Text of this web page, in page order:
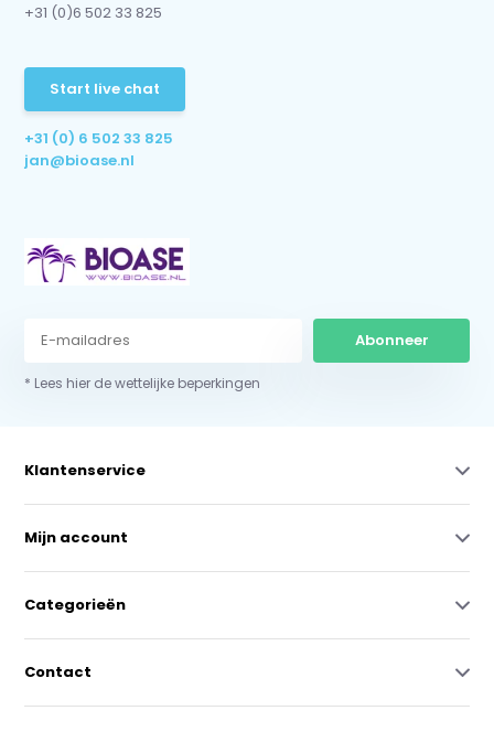
+31 (0)6 502 33 825
Start live chat
+31 (0) 6 502 33 825
jan@bioase.nl
Abonneer
* Lees hier de wettelijke beperkingen
Klantenservice
Mijn account
Categorieën
Contact